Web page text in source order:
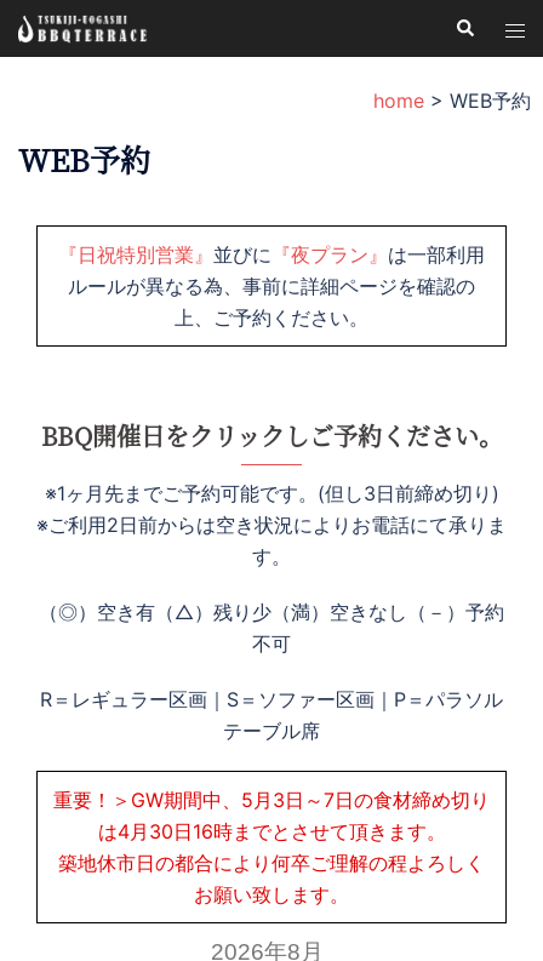
検
索
ト
グ
ル
home > WEB予約
WEB予約
『日祝特別営業』 並びに 『夜プラン』 は一部利用
ルールが異なる為、事前に詳細ページを確認の
上、ご予約ください。
BBQ開催日をクリックしご予約ください。
※1ヶ月先までご予約可能です。(但し3日前締め切り)
※ご利用2日前からは空き状況によりお電話にて承りま
す。
（◎）空き有（△）残り少（満）空きなし（－）予約
不可
R＝レギュラー区画｜S＝ソファー区画｜P＝パラソル
テーブル席
重要！＞GW期間中、5月3日～7日の食材締め切り
は4月30日16時までとさせて頂きます。
築地休市日の都合により何卒ご理解の程よろしく
お願い致します。
2026年8月